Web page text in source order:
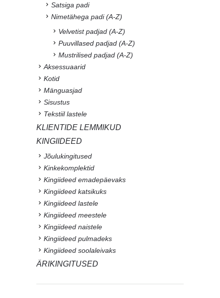
Satsiga padi
Nimetähega padi (A-Z)
Velvetist padjad (A-Z)
Puuvillased padjad (A-Z)
Mustrilised padjad (A-Z)
Aksessuaarid
Kotid
Mänguasjad
Sisustus
Tekstiil lastele
KLIENTIDE LEMMIKUD
KINGIIDEED
Jõulukingitused
Kinkekomplektid
Kingiideed emadepäevaks
Kingiideed katsikuks
Kingiideed lastele
Kingiideed meestele
Kingiideed naistele
Kingiideed pulmadeks
Kingiideed soolaleivaks
ÄRIKINGITUSED